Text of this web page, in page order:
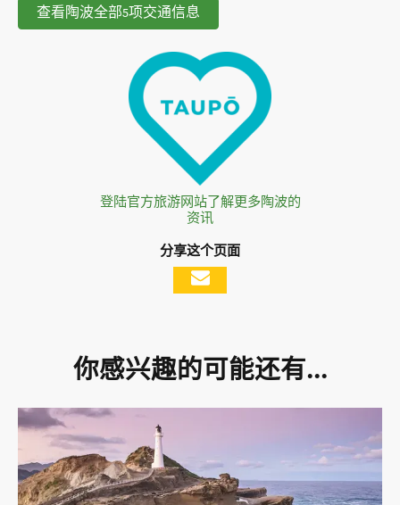
查看陶波全部5项交通信息
登陆官方旅游网站了解更多陶波的
资讯
分享这个页面
你感兴趣的可能还有...